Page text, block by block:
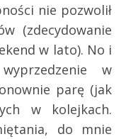
nie pozwolił
(zdecydowanie
w lato). No i
w
parę (jak
w kolejkach.
do mnie